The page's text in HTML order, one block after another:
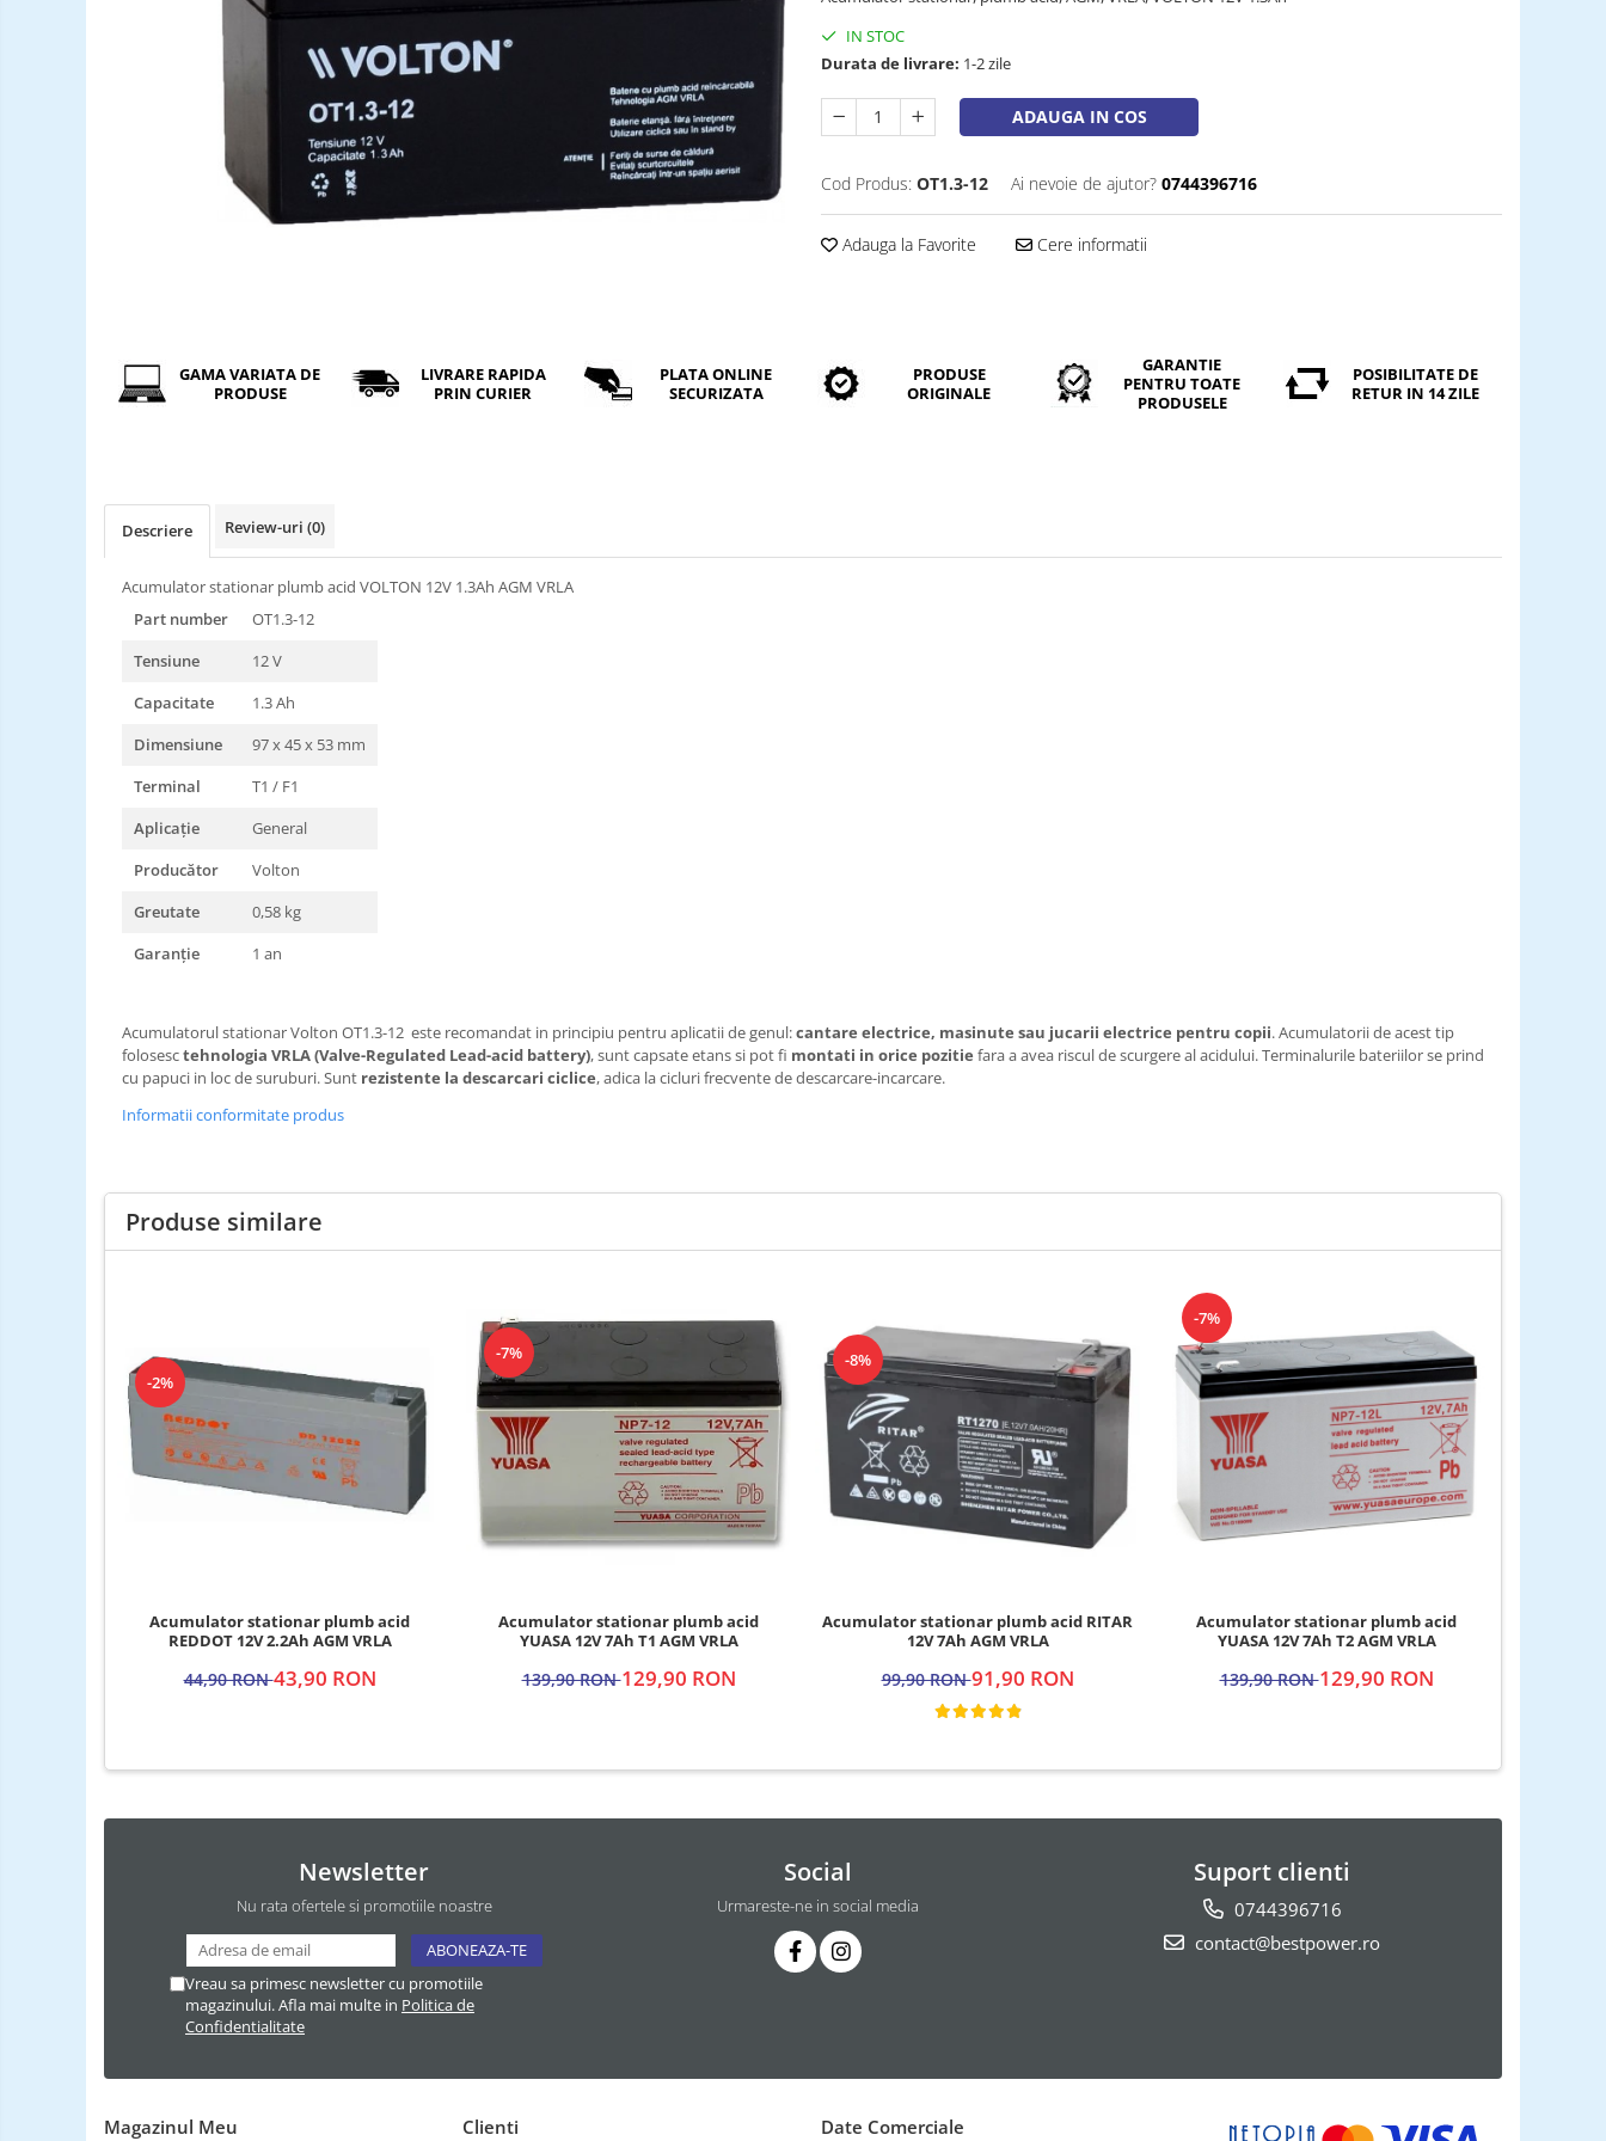
IN STOC
Durata de livrare: 1-2 zile
ADAUGA IN COS
Cod Produs: OT1.3-12 Ai nevoie de ajutor? 0744396716
Adauga la Favorite Cere informatii
GAMA VARIATA DE
PRODUSE
LIVRARE RAPIDA
PRIN CURIER
PLATA ONLINE
SECURIZATA
PRODUSE
ORIGINALE
GARANTIE
PENTRU TOATE
PRODUSELE
POSIBILITATE DE
RETUR IN 14 ZILE
Descriere Review-uri (0)
Acumulator stationar plumb acid VOLTON 12V 1.3Ah AGM VRLA
Part number
OT1.3-12
Tensiune
12 V
Capacitate
1.3 Ah
Dimensiune
97 x 45 x 53 mm
Terminal
T1 / F1
Aplicație
General
Producător
Volton
Greutate
0,58 kg
Garanție
1 an
Acumulatorul stationar Volton OT1.3-12 este recomandat in principiu pentru aplicatii de genul:cantare electrice, masinute sau jucarii electrice pentru copii. Acumulatorii de acest tip
folosesctehnologia VRLA (Valve-Regulated Lead-acid battery), sunt capsate etans si pot fi montati in orice pozitie fara a avea riscul de scurgere al acidului. Terminalurile bateriilor se prind
cu papuci in loc de suruburi. Sunt rezistente la descarcari ciclice, adica la cicluri frecvente de descarcare-incarcare.
Informatii conformitate produs
Produse similare
-2%
Acumulator stationar plumb acid
REDDOT 12V 2.2Ah AGM VRLA
44,90 RON43,90 RON
-7%
Acumulator stationar plumb acid
YUASA 12V 7Ah T1 AGM VRLA
139,90 RON129,90 RON
-8%
Acumulator stationar plumb acid RITAR
12V 7Ah AGM VRLA
99,90 RON91,90 RON
-7%
Acumulator stationar plumb acid
YUASA 12V 7Ah T2 AGM VRLA
139,90 RON129,90 RON
Newsletter
Nu rata ofertele si promotiile noastre
Vreau sa primesc newsletter cu promotiile
magazinului. Afla mai multe in Politica de
Confidentialitate
Social
Urmareste-ne in social media
Suport clienti
0744396716
contact@bestpower.ro
Magazinul Meu Clienti Date Comerciale